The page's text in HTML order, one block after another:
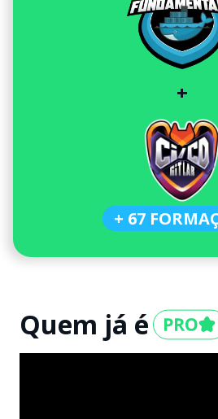
+
+ 67
Quem já é